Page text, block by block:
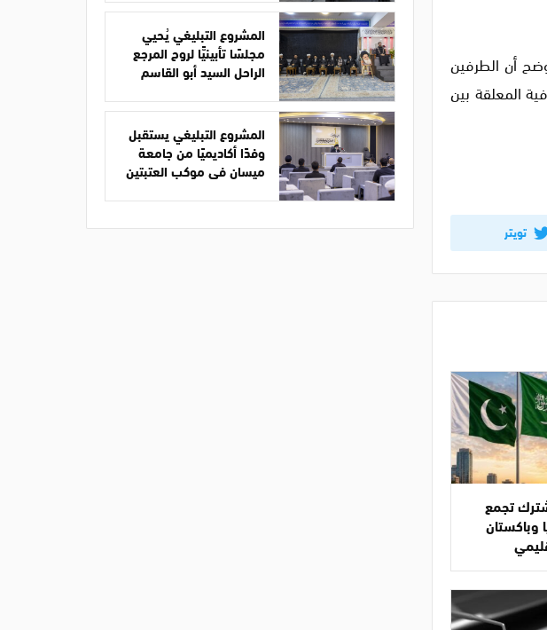
أن الطرفين
المعلقة بين
تويتر
تجمع
وباكستان
المشروع التبليغي يُحيي
مجلسًا تأبينيًّا لروح المرجع
الراحل السيد أبو القاسم
المشروع التبليغي يستقبل
وفدًا أكاديميًا من جامعة
ميسان في موكب العتبتين